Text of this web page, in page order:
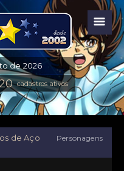
☰
cadastros ativos
de Aço
Personagens